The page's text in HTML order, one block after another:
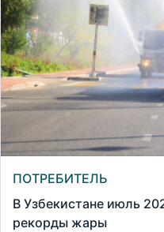
ПОТРЕБИТЕЛЬ
В Узбекистане июль
рекорды жары